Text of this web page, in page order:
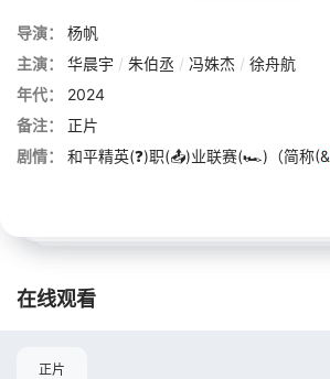
导演：
杨帆
主演：
华晨宇 / 朱伯丞 / 冯姝杰 / 徐舟航
年代：
2024
备注：
正片
剧情：
和平精英(❓)职(📤)业联赛(🏎)（简称(&
在线观看
正片